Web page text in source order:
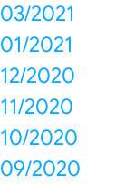
03/2021
01/2021
12/2020
11/2020
10/2020
09/2020